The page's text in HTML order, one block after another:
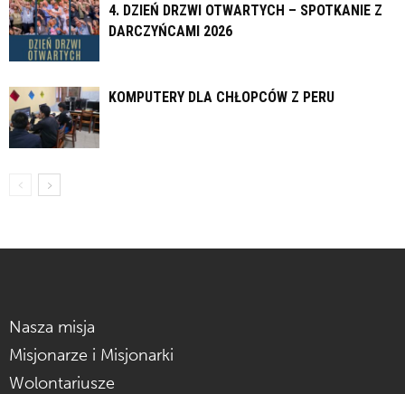
4. DZIEŃ DRZWI OTWARTYCH – SPOTKANIE Z
DARCZYŃCAMI 2026
KOMPUTERY DLA CHŁOPCÓW Z PERU
Nasza misja
Misjonarze i Misjonarki
Wolontariusze